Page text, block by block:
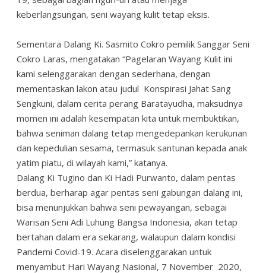
keberlangsungan, seni wayang kulit tetap eksis.
Sementara Dalang Ki. Sasmito Cokro pemilik Sanggar Seni
Cokro Laras, mengatakan “Pagelaran Wayang Kulit ini
kami selenggarakan dengan sederhana, dengan
mementaskan lakon atau judul Konspirasi Jahat Sang
Sengkuni, dalam cerita perang Baratayudha, maksudnya
momen ini adalah kesempatan kita untuk membuktikan,
bahwa seniman dalang tetap mengedepankan kerukunan
dan kepedulian sesama, termasuk santunan kepada anak
yatim piatu, di wilayah kami,” katanya.
Dalang Ki Tugino dan Ki Hadi Purwanto, dalam pentas
berdua, berharap agar pentas seni gabungan dalang ini,
bisa menunjukkan bahwa seni pewayangan, sebagai
Warisan Seni Adi Luhung Bangsa Indonesia, akan tetap
bertahan dalam era sekarang, walaupun dalam kondisi
Pandemi Covid-19. Acara diselenggarakan untuk
menyambut Hari Wayang Nasional, 7 November 2020,